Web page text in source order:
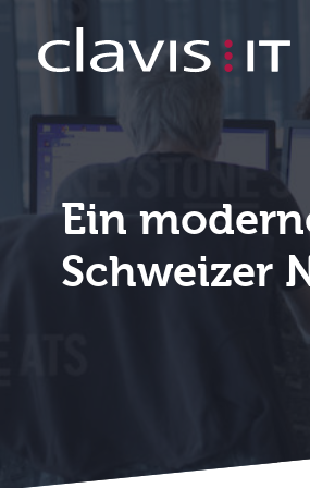
Neue Corporate
Ein
Schweizer